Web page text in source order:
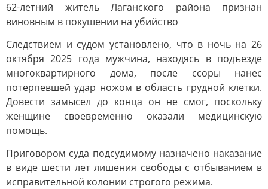
62-летний житель Лаганского района признан
виновным в покушении на убийство
Следствием и судом установлено, что в ночь на 26
октября 2025 года мужчина, находясь в подъезде
многоквартирного дома, после ссоры нанес
потерпевшей удар ножом в область грудной клетки.
Довести замысел до конца он не смог, поскольку
женщине своевременно оказали медицинскую
помощь.
Приговором суда подсудимому назначено наказание
в виде шести лет лишения свободы с отбыванием в
исправительной колонии строгого режима.